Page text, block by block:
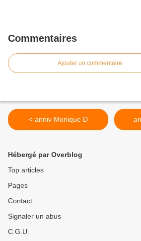
Commentaires
Ajouter un commentaire
< anniv Monique D
Hébergé par Overblog
Top articles
Pages
Contact
Signaler un abus
C.G.U.